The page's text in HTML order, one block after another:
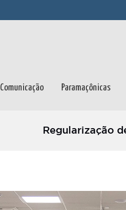
Comunicação Paramaçônicas
Regularização